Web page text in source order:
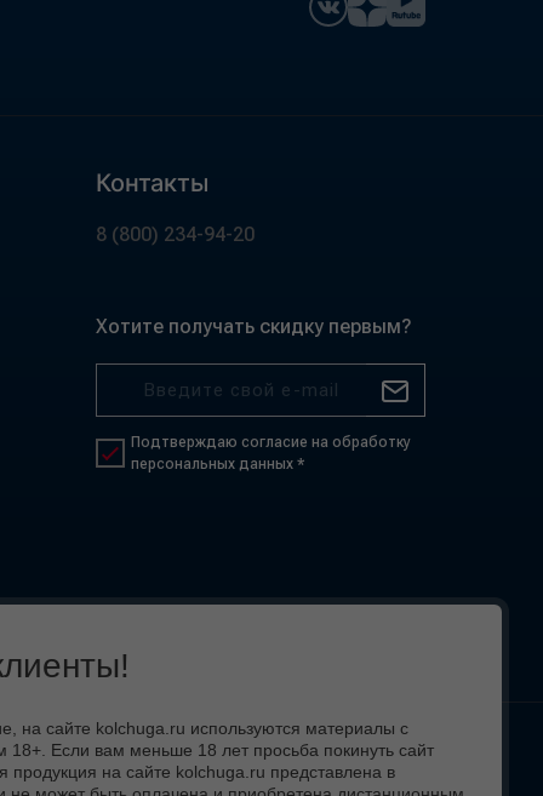
Контакты
8 (800) 234-94-20
Хотите получать скидку первым?
Подтверждаю согласие на обработку
персональных данных *
на сайте kolchuga.ru используются материалы с
18+. Если вам меньше 18 лет просьба покинуть сайт
продукция на сайте kolchuga.ru представлена в